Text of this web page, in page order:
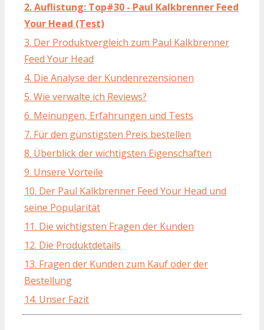
2. Auflistung: Top#30 - Paul Kalkbrenner Feed
Your Head (Test)
3. Der Produktvergleich zum Paul Kalkbrenner
Feed Your Head
4. Die Analyse der Kundenrezensionen
5. Wie verwalte ich Reviews?
6. Meinungen, Erfahrungen und Tests
7. Für den günstigsten Preis bestellen
8. Überblick der wichtigsten Eigenschaften
9. Unsere Vorteile
10. Der Paul Kalkbrenner Feed Your Head und
seine Popularität
11. Die wichtigsten Fragen der Kunden
12. Die Produktdetails
13. Fragen der Kunden zum Kauf oder der
Bestellung
14. Unser Fazit